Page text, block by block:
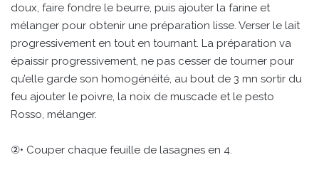
doux, faire fondre le beurre, puis ajouter la farine et
mélanger pour obtenir une préparation lisse. Verser le lait
progressivement en tout en tournant. La préparation va
épaissir progressivement, ne pas cesser de tourner pour
qu’elle garde son homogénéité, au bout de 3 mn sortir du
feu ajouter le poivre, la noix de muscade et le pesto
Rosso, mélanger.
②• Couper chaque feuille de lasagnes en 4.